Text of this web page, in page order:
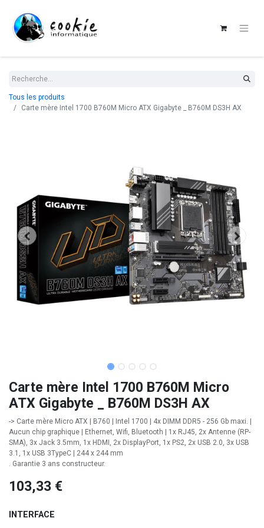
Tous les produits
Carte mère Intel 1700 B760M Micro ATX Gigabyte _ B760M DS3H AX
Carte mère Intel 1700 B760M Micro
ATX Gigabyte _ B760M DS3H AX
-> Carte mère Micro ATX | B760 | Intel 1700 | 4x DIMM DDR5 - 256 Gb maxi. |
Aucun chip graphique | Ethernet, Wifi, Bluetooth | 1x RJ45, 2x Antenne (RP-
SMA), 3x Jack 3.5mm, 1x HDMI, 2x DisplayPort, 1x PS2, 2x USB 2.0, 3x USB
3.1, 1x USB 3TypeC | 244 x 244 mm
. Garantie 3 ans constructeur.
103,33 €
INTERFACE